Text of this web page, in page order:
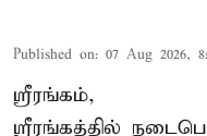
Published on: 07 Aug 2026,
ஸ்ரீரங்கம்,
ஸ்ரீரங்கத்தில்